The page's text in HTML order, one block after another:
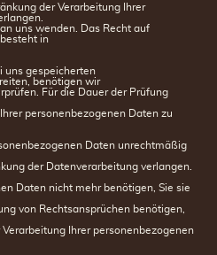
der Verarbeitung Ihrer
uns wenden. Das Recht auf
in
uns gespeicherten
benötigen wir
Für die Dauer der Prüfung
personenbezogenen Daten zu
Daten unrechtmäßig
der Datenverarbeitung verlangen.
Daten nicht mehr benötigen, Sie sie
von Rechtsansprüchen benötigen,
Verarbeitung Ihrer personenbezogenen